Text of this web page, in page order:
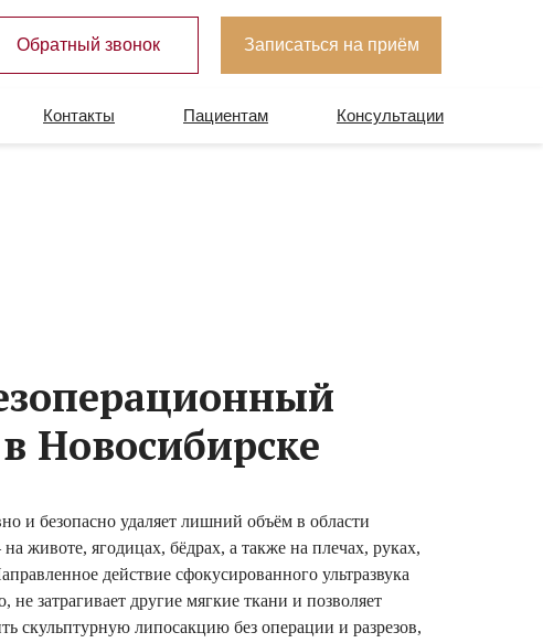
Обратный звонок Записаться на приём
Консультации
Пациентам
Контакты
Новосибирске
и безопасно удаляет лишний объём в области
животе, ягодицах, бёдрах, а также на плечах, руках,
действие сфокусированного ультразвука
не затрагивает другие мягкие ткани и позволяет
скульптурную липосакцию без операции и разрезов,